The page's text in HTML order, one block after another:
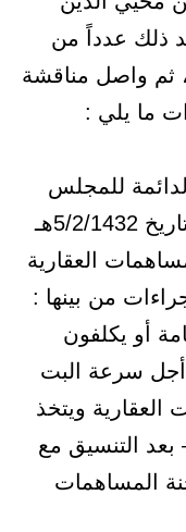
ذلك عدداً من
ثم واصل مناقشة
ما يلي :
للمجلس
الاقتصادي الأعلى رقم (8/32) وتاريخ 5/2/1432هـ
العقارية
من بينها :
أو يكلفون
سرعة البت
العقارية ويتخذ
التنسيق مع
المساهمات